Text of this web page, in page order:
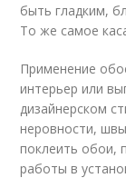
быть гладким,
То же самое
Применение
интерьер или
дизайнерском
неровности,
поклеить обои,
работы в